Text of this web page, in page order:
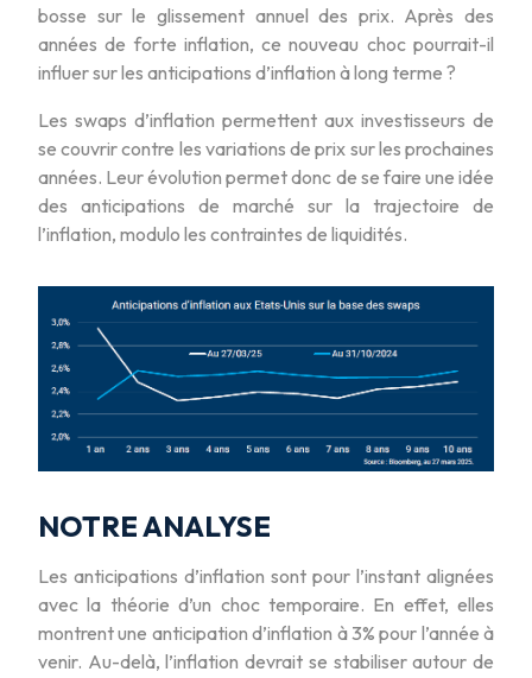
bosse sur le glissement annuel des prix. Après des
années de forte inflation, ce nouveau choc pourrait-il
influer sur les anticipations d’inflation à long terme ?
Les swaps d’inflation permettent aux investisseurs de
se couvrir contre les variations de prix sur les prochaines
années. Leur évolution permet donc de se faire une idée
des anticipations de marché sur la trajectoire de
l’inflation, modulo les contraintes de liquidités.
NOTRE ANALYSE
Les anticipations d’inflation sont pour l’instant alignées
avec la théorie d’un choc temporaire. En effet, elles
montrent une anticipation d’inflation à 3% pour l’année à
venir. Au-delà, l’inflation devrait se stabiliser autour de